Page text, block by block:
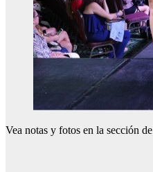
Vea notas y fotos en la sección de